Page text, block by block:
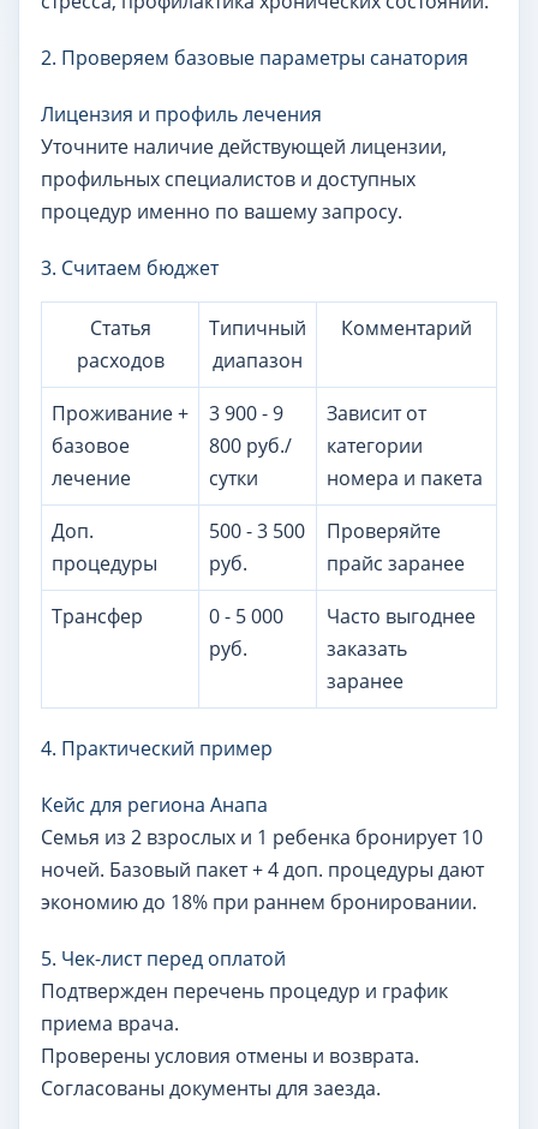
2. Проверяем базовые параметры санатория
Лицензия и профиль лечения
Уточните наличие действующей лицензии,
профильных специалистов и доступных
процедур именно по вашему запросу.
3. Считаем бюджет
Статья
расходов
Типичный
диапазон
Комментарий
Проживание +
базовое
лечение
3 900 - 9
800 руб./
сутки
Зависит от
категории
номера и пакета
Доп.
процедуры
500 - 3 500
руб.
Проверяйте
прайс заранее
Трансфер
0 - 5 000
руб.
Часто выгоднее
заказать
заранее
4. Практический пример
Кейс для региона Анапа
Семья из 2 взрослых и 1 ребенка бронирует 10
ночей. Базовый пакет + 4 доп. процедуры дают
экономию до 18% при раннем бронировании.
5. Чек-лист перед оплатой
Подтвержден перечень процедур и график
приема врача.
Проверены условия отмены и возврата.
Согласованы документы для заезда.